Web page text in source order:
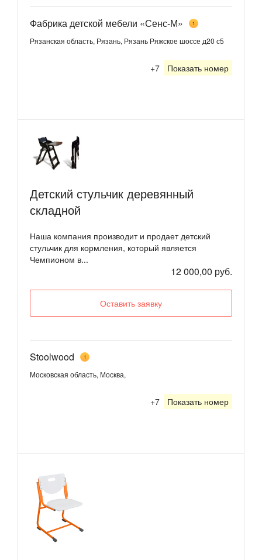
Фабрика детской мебели «Сенс-М» 1
Рязанская область, Рязань, Рязань Ряжское шоссе д20 с5
+7 Показать номер
Детский стульчик деревянный
складной
Наша компания производит и продает детский
стульчик для кормления, который является
Чемпионом в...
12 000,00 руб.
Оставить заявку
Stoolwood 1
Московская область, Москва,
+7 Показать номер